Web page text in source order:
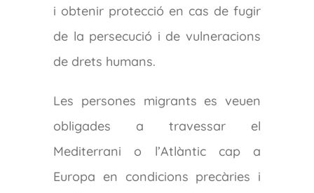
i obtenir protecció en cas de fugir
de la persecució i de vulneracions
de drets humans.
Les persones migrants es veuen
obligades a travessar el
Mediterrani o l’Atlàntic cap a
Europa en condicions precàries i